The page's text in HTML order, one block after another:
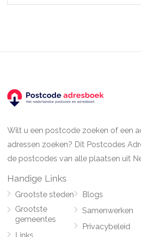
Wilt u een postcode zoeken of een
adressen zoeken? Dit Postcodes
de postcodes van alle plaatsen uit
Handige Links
Grootste steden
Grootste
gemeentes
Blogs
Samenwerken
Privacybeleid